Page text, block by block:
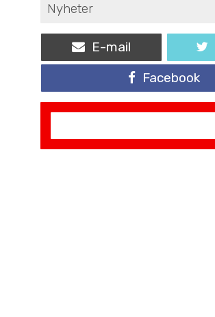
Nyheter
E-mail
Facebook